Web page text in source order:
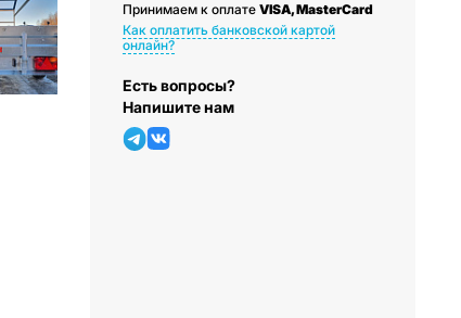
Принимаем к оплате VISA, MasterCard
Как оплатить банковской картой
онлайн?
Есть вопросы?
Напишите нам